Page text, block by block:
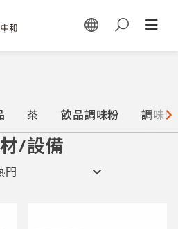
茶 飲品調味粉 調味
/設備